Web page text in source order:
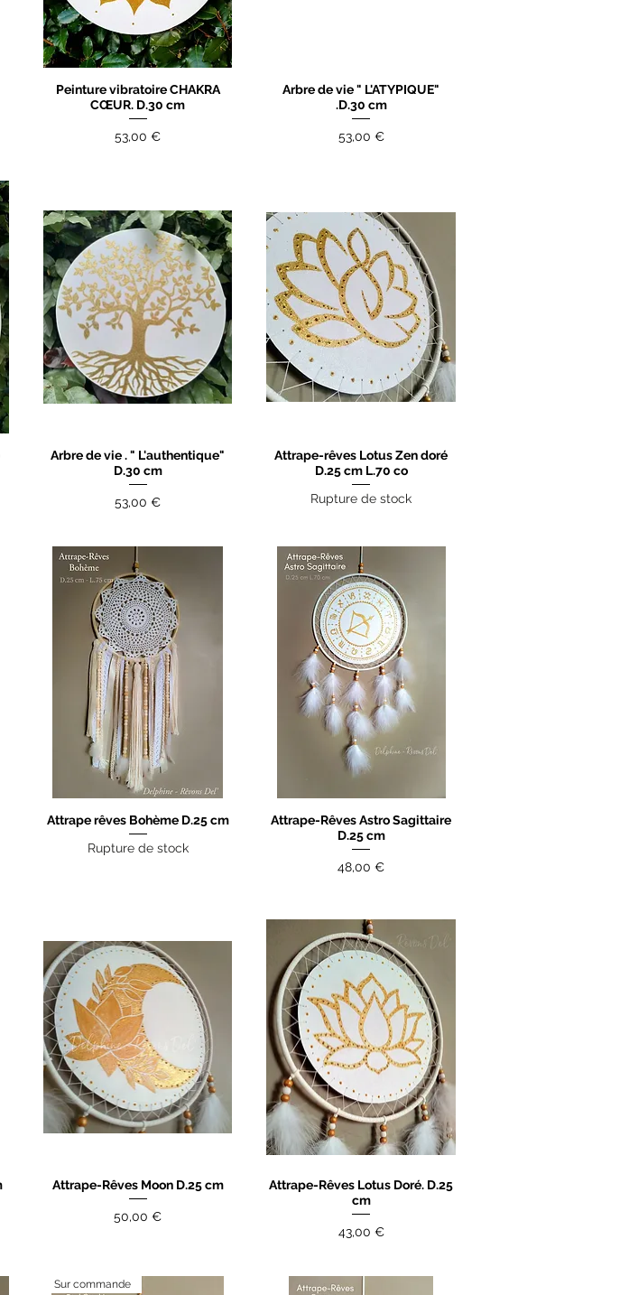
Aperçu rapide
Peinture vibratoire CHAKRA
CŒUR. D.30 cm
Prix
53,00 €
Aperçu rapide
Arbre de vie " L'ATYPIQUE"
.D.30 cm
Prix
53,00 €
Aperçu rapide
Arbre de vie . " L'authentique"
D.30 cm
Prix
53,00 €
Aperçu rapide
Attrape-rêves Lotus Zen doré
D.25 cm L.70 co
Rupture de stock
Aperçu rapide
Attrape rêves Bohème D.25 cm
Rupture de stock
Aperçu rapide
Attrape-Rêves Astro Sagittaire
D.25 cm
Prix
48,00 €
Aperçu rapide
Attrape-Rêves Moon D.25 cm
Prix
50,00 €
Aperçu rapide
Attrape-Rêves Lotus Doré. D.25
cm
Prix
43,00 €
Sur commande